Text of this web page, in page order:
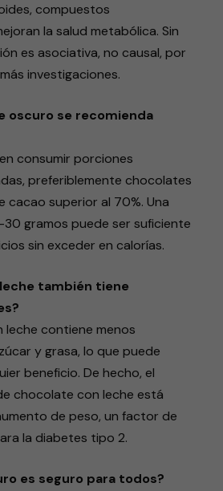
compuestos
la salud metabólica. Sin
es asociativa, no causal, por
investigaciones.
oscuro se recomienda
consumir porciones
preferiblemente chocolates
cacao superior al 70%. Una
gramos puede ser suficiente
sin exceder en calorías.
también tiene
leche contiene menos
y grasa, lo que puede
beneficio. De hecho, el
chocolate con leche está
de peso, un factor de
la diabetes tipo 2.
es seguro para todos?